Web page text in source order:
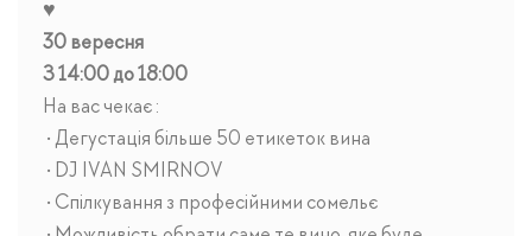
♥️
30 вересня
З 14:00 до 18:00
На вас чекає :
• Дегустація більше 50 етикеток вина
• DJ IVAN SMIRNOV
• Спілкування з професійними сомельє